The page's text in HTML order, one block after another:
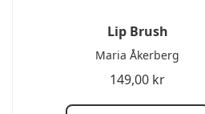
Lip Brush
Maria Åkerberg
149,00 kr